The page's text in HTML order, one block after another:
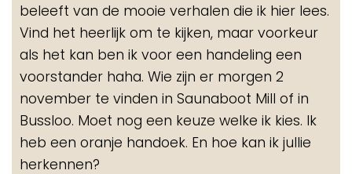
beleeft van de mooie verhalen die ik hier lees.
Vind het heerlijk om te kijken, maar voorkeur
als het kan ben ik voor een handeling een
voorstander haha. Wie zijn er morgen 2
november te vinden in Saunaboot Mill of in
Bussloo. Moet nog een keuze welke ik kies. Ik
heb een oranje handoek. En hoe kan ik jullie
herkennen?